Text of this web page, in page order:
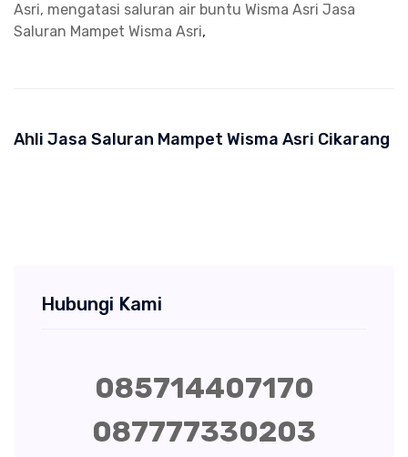
Asri, mengatasi saluran air buntu Wisma Asri Jasa
Saluran Mampet Wisma Asri,
Ahli Jasa Saluran Mampet Wisma Asri Cikarang
Hubungi Kami
085714407170
087777330203